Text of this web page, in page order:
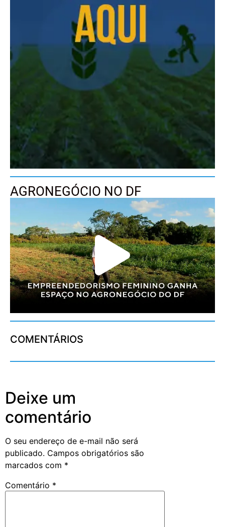
AGRONEGÓCIO NO DF
COMENTÁRIOS
Deixe um
comentário
O seu endereço de e-mail não será
publicado. Campos obrigatórios são
marcados com *
Comentário *